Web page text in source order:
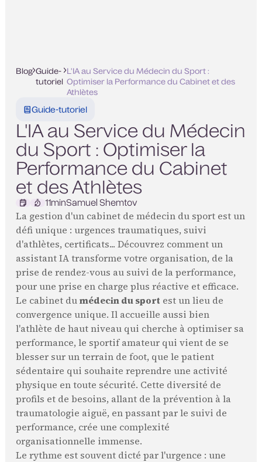
Blog Guide-
tutoriel
L'IA au Service du Médecin du Sport :
Optimiser la Performance du Cabinet et des
Athlètes
Guide-tutoriel
L'IA au Service du Médecin
du Sport : Optimiser la
Performance du Cabinet
et des Athlètes
11minSamuel Shemtov
La gestion d'un cabinet de médecin du sport est un
défi unique : urgences traumatiques, suivi
d'athlètes, certificats... Découvrez comment un
assistant IA transforme votre organisation, de la
prise de rendez-vous au suivi de la performance,
pour une prise en charge plus réactive et efficace.
Le cabinet dumédecin du sport est un lieu de
convergence unique. Il accueille aussi bien
l'athlète de haut niveau qui cherche à optimiser sa
performance, le sportif amateur qui vient de se
blesser sur un terrain de foot, que le patient
sédentaire qui souhaite reprendre une activité
physique en toute sécurité. Cette diversité de
profils et de besoins, allant de la prévention à la
traumatologie aiguë, en passant par le suivi de
performance, crée une complexité
organisationnelle immense.
Le rythme est souvent dicté par l'urgence : une